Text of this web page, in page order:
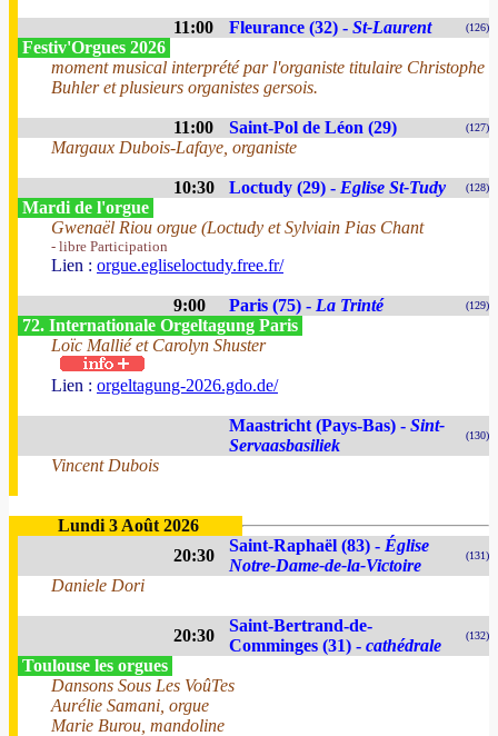
11:00 Fleurance (32) - St-Laurent (126)
Festiv'Orgues 2026
moment musical interprété par l'organiste titulaire Christophe
Buhler et plusieurs organistes gersois.
11:00 Saint-Pol de Léon (29) (127)
Margaux Dubois-Lafaye, organiste
10:30 Loctudy (29) - Eglise St-Tudy (128)
Mardi de l'orgue
Gwenaël Riou orgue (Loctudy et Sylviain Pias Chant
- libre Participation
Lien : orgue.egliseloctudy.free.fr/
9:00 Paris (75) - La Trinté (129)
72. Internationale Orgeltagung Paris
Loïc Mallié et Carolyn Shuster
Lien : orgeltagung-2026.gdo.de/
Maastricht (Pays-Bas) - Sint-
Servaasbasiliek
(130)
Vincent Dubois
Lundi 3 Août 2026
20:30
Saint-Raphaël (83) - Église
Notre-Dame-de-la-Victoire
(131)
Daniele Dori
20:30
Saint-Bertrand-de-
Comminges (31) - cathédrale
(132)
Toulouse les orgues
Dansons Sous Les VoûTes
Aurélie Samani, orgue
Marie Burou, mandoline